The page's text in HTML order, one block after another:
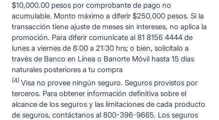
$10,000.00 pesos por comprobante de pago no
acumulable. Monto máximo a diferir $250,000 pesos. Si la
transacción tiene ajuste de meses sin intereses, no aplica la
promoción. Para diferir comunícate al 81 8156 4444 de
lunes a viernes de 8:00 a 21:30 hrs; o bien, solicítalo a
través de Banco en Línea o Banorte Móvil hasta 15 días
naturales posteriores a tu compra
(4) Visa no provee ningún seguro. Seguros provistos por
terceros. Para obtener información definitiva sobre el
alcance de los seguros y las limitaciones de cada producto
de seguros, contáctanos al 800-396-9665. Los seguros